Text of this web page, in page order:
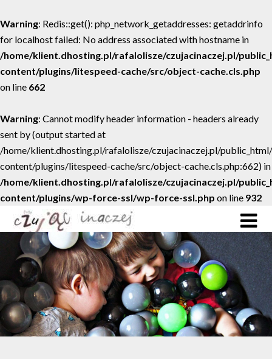
Warning: Redis::get(): php_network_getaddresses: getaddrinfo
for localhost failed: No address associated with hostname in
/home/klient.dhosting.pl/rafalolisze/czujacinaczej.pl/
content/plugins/litespeed-cache/src/object-cache.cls.php
on line 662
Warning: Cannot modify header information - headers already
sent by (output started at
/home/klient.dhosting.pl/rafalolisze/czujacinaczej.pl/
content/plugins/litespeed-cache/src/object-cache.cls.php:662) in
/home/klient.dhosting.pl/rafalolisze/czujacinaczej.pl/
content/plugins/wp-force-ssl/wp-force-ssl.php on line 932